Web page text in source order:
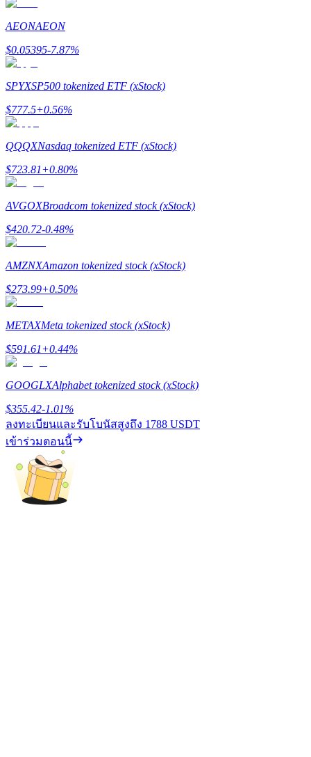
Register & Trade to Win 500,000 USDT
Precious Metals Trading Carnival
Trade Gold & Silver · 33,333 USDT Bonus
USDT New User Exclusive 10% APR
USDT Flexible Staking | Daily Rewards
BTC New User Exclusive: 6.5% APR
BTC Flexible Staking | Daily Rewards
กิจกรรมเพิ่มเติม
รับรางวัลและสิทธิพิเศษสุดพิเศษ
AEONAEON
$0.05395-7.87%
SPYXSP500 tokenized ETF (xStock)
$777.5+0.56%
QQQXNasdaq tokenized ETF (xStock)
$723.81+0.80%
AVGOXBroadcom tokenized stock (xStock)
$420.72-0.48%
AMZNXAmazon tokenized stock (xStock)
$273.99+0.50%
METAXMeta tokenized stock (xStock)
$591.61+0.44%
GOOGLXAlphabet tokenized stock (xStock)
$355.42-1.01%
ลงทะเบียนและรับโบนัสสูงถึง 1788 USDT
เข้าร่วมตอนนี้